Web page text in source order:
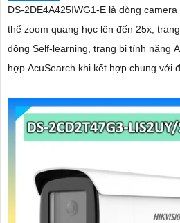
DS-2DE4A425IWG1-E là dòng
thể zoom quang học lên đến 25x,
động Self-learning, trang bị tính năng
hợp AcuSearch khi kết hợp chung với